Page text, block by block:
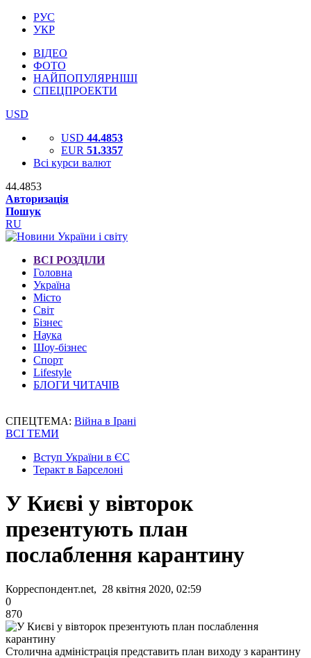
РУС
УКР
ВІДЕО
ФОТО
НАЙПОПУЛЯРНІШІ
СПЕЦПРОЕКТИ
USD
USD 44.4853
EUR 51.3357
Всі курси валют
44.4853
Авторизація
Пошук
RU
ВСІ РОЗДІЛИ
Головна
Україна
Місто
Світ
Бізнес
Наука
Шоу-бізнес
Спорт
Lifestyle
БЛОГИ ЧИТАЧІВ
СПЕЦТЕМА: Війна в Ірані
ВСІ ТЕМИ
Вступ України в ЄС
Теракт в Барселоні
У Києві у вівторок
презентують план
послаблення карантину
Корреспондент.net, 28 квітня 2020, 02:59
0
870
Столична адміністрація представить план виходу з карантину